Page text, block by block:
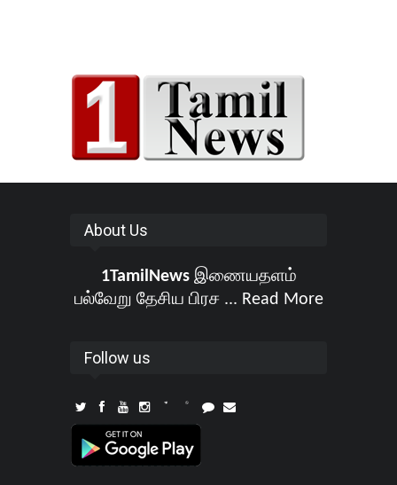
About Us
1TamilNewsஇணையதளம்
பல்வேறு தேசிய பிரச ... Read More
Follow us